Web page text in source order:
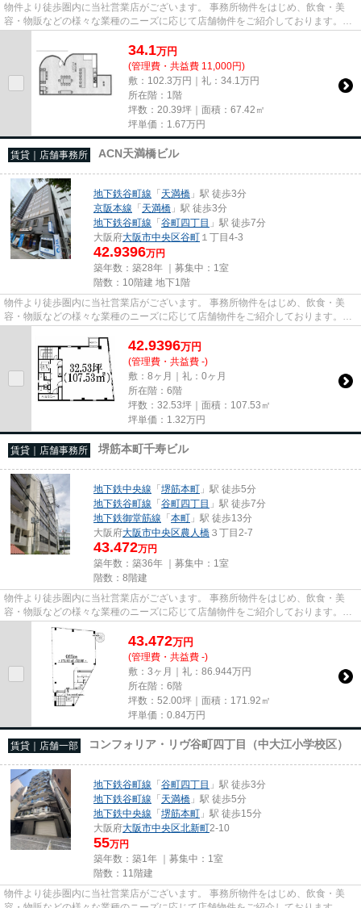
物件より徒歩圏内に当社営業店がございます。 事務所物件をはじめ、飲食・美
容・物販などの様々な業種のニーズに応じて店舗物件をご紹介しております。
尚、弊社ではおとり広告は一切...
34.1万円
(管理費・共益費 11,000円)
敷：102.3万円｜礼：34.1万円
所在階：1階
坪数：20.39坪｜面積：67.42㎡
坪単価： 1.67万円
賃貸｜店舗事務所 ACN天満橋ビル
地下鉄谷町線 「天満橋 」駅 徒歩3分
京阪本線 「天満橋 」駅 徒歩3分
地下鉄谷町線 「谷町四丁目 」駅 徒歩7分
大阪府大阪市中央区谷町 １丁目4-3
42.9396万円
築年数：築28年 ｜募集中： 1室
階数：10階建 地下1階
物件より徒歩圏内に当社営業店がございます。 事務所物件をはじめ、飲食・美
容・物販などの様々な業種のニーズに応じて店舗物件をご紹介しております。
尚、弊社ではおとり広告は一切...
42.9396万円
(管理費・共益費 -)
敷：8ヶ月｜礼：0ヶ月
所在階：6階
坪数：32.53坪｜面積：107.53㎡
坪単価： 1.32万円
賃貸｜店舗事務所 堺筋本町千寿ビル
地下鉄中央線 「堺筋本町 」駅 徒歩5分
地下鉄谷町線 「谷町四丁目 」駅 徒歩7分
地下鉄御堂筋線 「本町 」駅 徒歩13分
大阪府大阪市中央区農人橋 ３丁目2-7
43.472万円
築年数：築36年 ｜募集中： 1室
階数：8階建
物件より徒歩圏内に当社営業店がございます。 事務所物件をはじめ、飲食・美
容・物販などの様々な業種のニーズに応じて店舗物件をご紹介しております。
尚、弊社ではおとり広告は一切...
43.472万円
(管理費・共益費 -)
敷：3ヶ月｜礼：86.944万円
所在階：6階
坪数：52.00坪｜面積：171.92㎡
坪単価： 0.84万円
賃貸｜店舗一部 コンフォリア・リヴ谷町四丁目（中大江小学校区）
地下鉄谷町線 「谷町四丁目 」駅 徒歩3分
地下鉄谷町線 「天満橋 」駅 徒歩5分
地下鉄中央線 「堺筋本町 」駅 徒歩15分
大阪府大阪市中央区北新町2-10
55万円
築年数：築1年 ｜募集中： 1室
階数：11階建
物件より徒歩圏内に当社営業店がございます。 事務所物件をはじめ、飲食・美